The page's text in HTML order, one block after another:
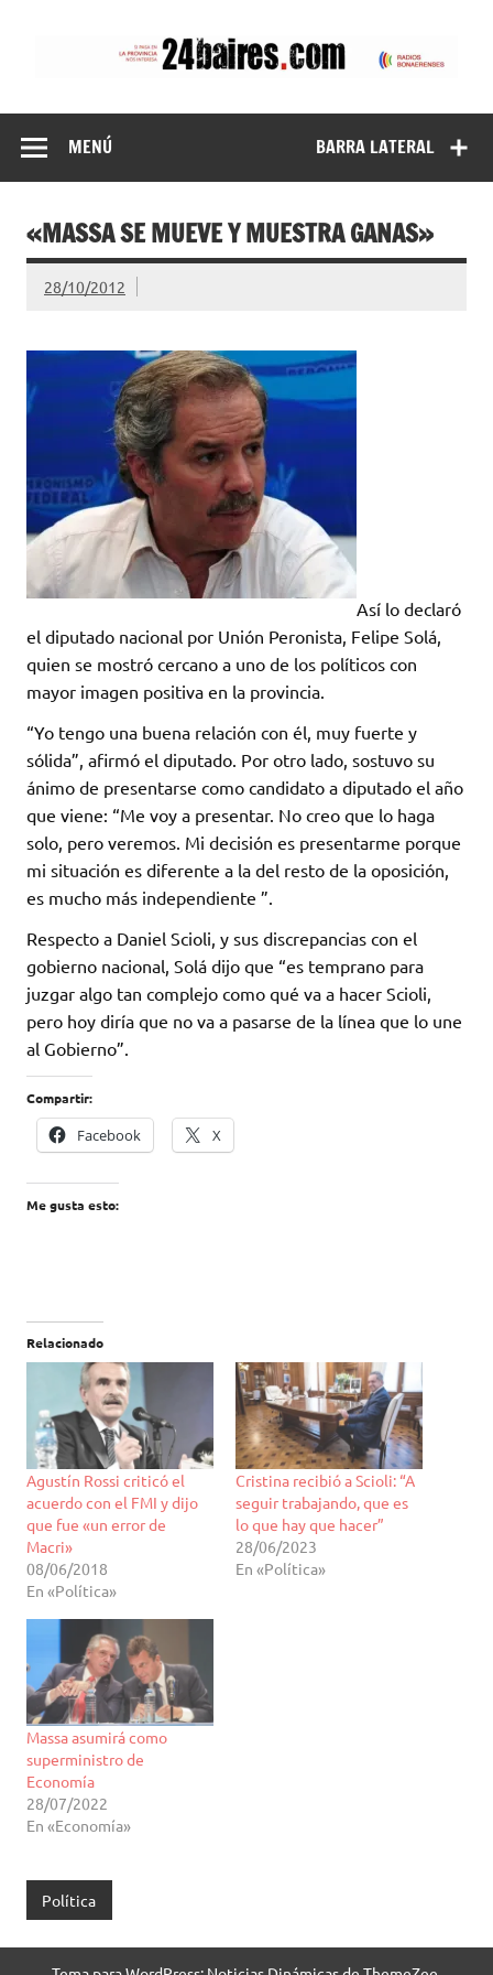
BARRA LATERAL
MENÚ
«MASSA SE MUEVE Y MUESTRA GANAS»
28/10/2012
Así lo declaró
el diputado nacional por Unión Peronista, Felipe Solá,
quien se mostró cercano a uno de los políticos con
mayor imagen positiva en la provincia.
“Yo tengo una buena relación con él, muy fuerte y
sólida”, afirmó el diputado. Por otro lado, sostuvo su
ánimo de presentarse como candidato a diputado el año
que viene: “Me voy a presentar. No creo que lo haga
solo, pero veremos. Mi decisión es presentarme porque
mi situación es diferente a la del resto de la oposición,
es mucho más independiente ”.
Respecto a Daniel Scioli, y sus discrepancias con el
gobierno nacional, Solá dijo que “es temprano para
juzgar algo tan complejo como qué va a hacer Scioli,
pero hoy diría que no va a pasarse de la línea que lo une
al Gobierno”.
Compartir:
Facebook X
Me gusta esto:
Relacionado
Agustín Rossi criticó el
acuerdo con el FMI y dijo
que fue «un error de
Macri»
08/06/2018
En «Política»
Cristina recibió a Scioli: “A
seguir trabajando, que es
lo que hay que hacer”
28/06/2023
En «Política»
Massa asumirá como
superministro de
Economía
28/07/2022
En «Economía»
Política